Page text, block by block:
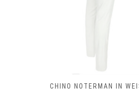
CHINO NOTERMAN IN